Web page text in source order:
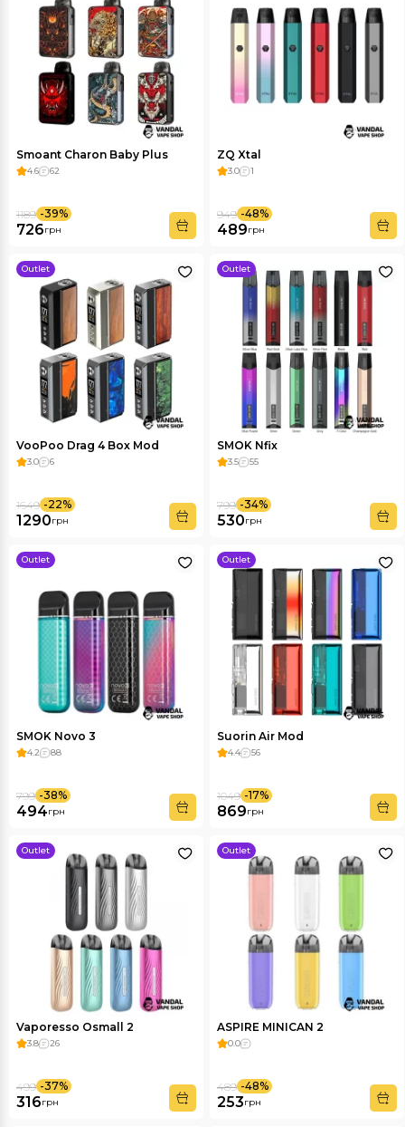
Smoant Charon Baby Plus
4.6 62
726грн
1189 -39%
ZQ Xtal
3.0 1
489грн
949 -48%
Outlet
VooPoo Drag 4 Box Mod
3.0 6
1290грн
1649 -22%
Outlet
SMOK Nfix
3.5 55
530грн
799 -34%
Outlet
SMOK Novo 3
4.2 88
494грн
799 -38%
Outlet
Suorin Air Mod
4.4 56
869грн
1049 -17%
Outlet
Vaporesso Osmall 2
3.8 26
316грн
499 -37%
Outlet
ASPIRE MINICAN 2
0.0
253грн
489 -48%